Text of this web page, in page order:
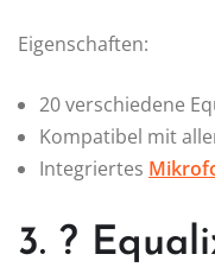
Eigenschaften:
20 verschiedene
Kompatibel mit
Integriertes
3. ?